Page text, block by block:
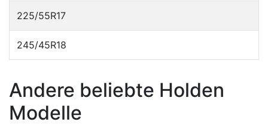
225/55R17
245/45R18
Andere beliebte Holden
Modelle